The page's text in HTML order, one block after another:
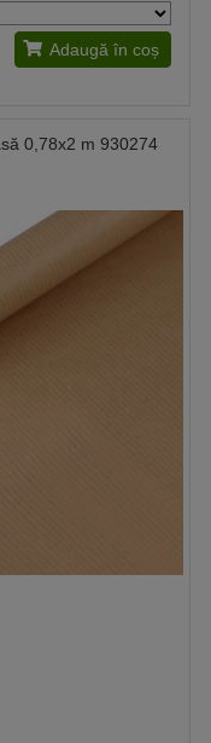
Adaugă în coș
0,78x2 m 930274